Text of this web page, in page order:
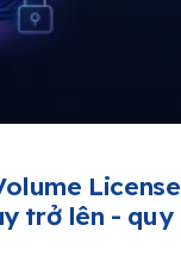
License
trở lên - quy